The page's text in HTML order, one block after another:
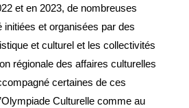
et en 2023, de nombreuses
initiées et organisées par des
et culturel et les collectivités
régionale des affaires culturelles
certaines de ces
Culturelle comme au